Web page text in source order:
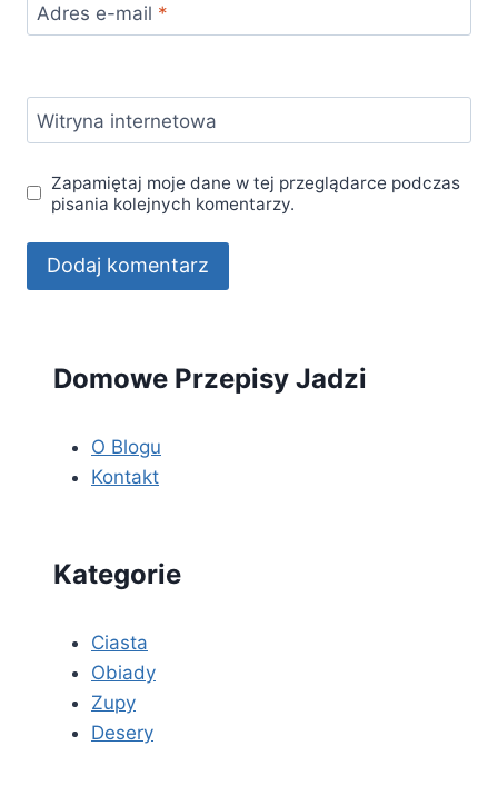
Adres e-mail *
Witryna internetowa
Zapamiętaj moje dane w tej przeglądarce podczas
pisania kolejnych komentarzy.
Domowe Przepisy Jadzi
O Blogu
Kontakt
Kategorie
Ciasta
Obiady
Zupy
Desery